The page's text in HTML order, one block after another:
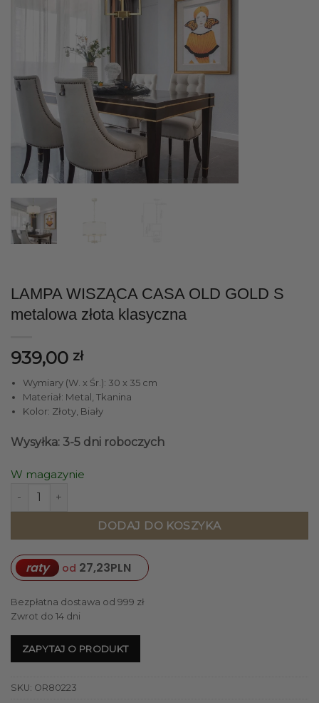
LAMPA WISZĄCA CASA OLD GOLD S
metalowa złota klasyczna
939,00 zł
Wymiary (W. x Śr.): 30 x 35 cm
Materiał: Metal, Tkanina
Kolor: Złoty, Biały
Wysyłka: 3-5 dni roboczych
W magazynie
ilość LAMPA WISZĄCA CASA OLD GOLD S metalowa złota
DODAJ DO KOSZYKA
raty od 27,23PLN
Bezpłatna dostawa od 999 zł
Zwrot do 14 dni
ZAPYTAJ O PRODUKT
SKU: OR80223